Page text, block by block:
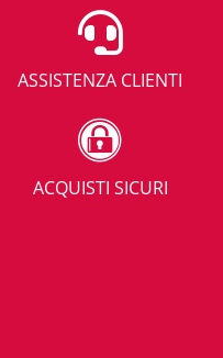
ASSISTENZA CLIENTI
ACQUISTI SICURI